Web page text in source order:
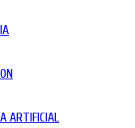
ARTIFICIAL